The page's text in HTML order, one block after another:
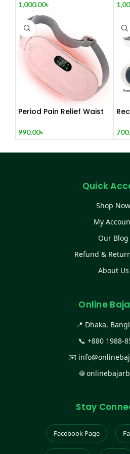
1,000.00৳
Period Pain Relief Waist
990.00৳
Quick
Shop Now
My
Our Blog
Refund &
About Us
Online
📍 Dhaka,
📞 +880 1988-
✉️
🌐
Stay
Facebook Page